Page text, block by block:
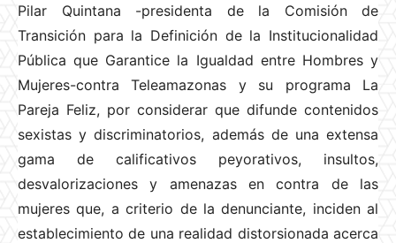
Pilar Quintana -presidenta de la Comisión de
Transición para la Definición de la Institucionalidad
Pública que Garantice la Igualdad entre Hombres y
Mujeres-contra Teleamazonas y su programa La
Pareja Feliz, por considerar que difunde contenidos
sexistas y discriminatorios, además de una extensa
gama de calificativos peyorativos, insultos,
desvalorizaciones y amenazas en contra de las
mujeres que, a criterio de la denunciante, inciden al
establecimiento de una realidad distorsionada acerca